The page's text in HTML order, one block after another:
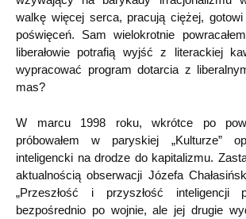
walkę więcej serca, pracują ciężej,
poświęceń. Sam wielokrotnie
liberałowie potrafią wyjść z literackiej
wypracować program dotarcia z
mas?
W marcu 1998 roku, wkrótce po
próbowałem w paryskiej „Kulturze”
inteligencki na drodze do kapitalizmu.
aktualnością obserwacji Józefa
„Przeszłość i przyszłość inteligencji
bezpośrednio po wojnie, ale jej drugie